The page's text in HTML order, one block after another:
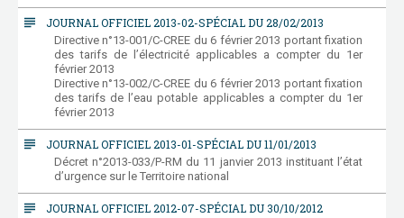
subject JOURNAL OFFICIEL 2013-02-SPÉCIAL DU 28/02/2013
Directive n°13-001/C-CREE du 6 février 2013 portant fixation
des tarifs de l’électricité applicables a compter du 1er
février 2013
Directive n°13-002/C-CREE du 6 février 2013 portant fixation
des tarifs de l’eau potable applicables a compter du 1er
février 2013
subject JOURNAL OFFICIEL 2013-01-SPÉCIAL DU 11/01/2013
Décret n°2013-033/P-RM du 11 janvier 2013 instituant l’état
d’urgence sur le Territoire national
subject JOURNAL OFFICIEL 2012-07-SPÉCIAL DU 30/10/2012